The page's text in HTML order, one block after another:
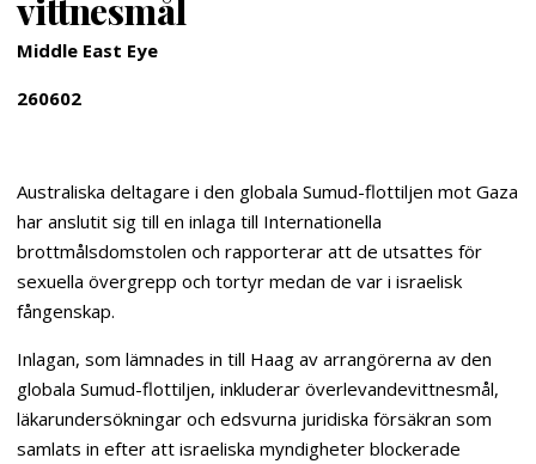
vittnesmål
Middle East Eye
260602
Australiska deltagare i den globala Sumud-flottiljen mot Gaza
har anslutit sig till en inlaga till Internationella
brottmålsdomstolen och rapporterar att de utsattes för
sexuella övergrepp och tortyr medan de var i israelisk
fångenskap.
Inlagan, som lämnades in till Haag av arrangörerna av den
globala Sumud-flottiljen, inkluderar överlevandevittnesmål,
läkarundersökningar och edsvurna juridiska försäkran som
samlats in efter att israeliska myndigheter blockerade